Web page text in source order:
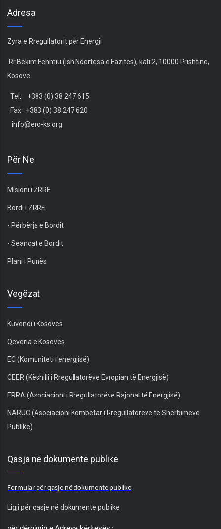
Adresa
Zyra e Rregullatorit për Energji
Rr.Bekim Fehmiu (ish Ndërtesa e Fazitës), kati:2, 10000 Prishtinë,
Kosovë
Tel: +383 (0) 38 247 615
Fax: +383 (0) 38 247 620
info@ero-ks.org
Për Ne
Misioni i ZRRE
Bordi i ZRRE
- Përbërja e Bordit
- Seancat e Bordit
Plani i Punës
Vegëzat
Kuvendi i Kosovës
Qeveria e Kosovës
EC (Komuniteti i energjisë)
CEER (Këshilli i Rregullatorëve Evropian të Energjisë)
ERRA (Asociacioni i Rregullatorëve Rajonal të Energjisë)
NARUC (Asociacioni Kombëtar i Rregullatorëve të Shërbimeve
Publike)
Qasja në dokumente publike
Formular për qasje në dokumente publike
Ligji për qasje në dokumente publike